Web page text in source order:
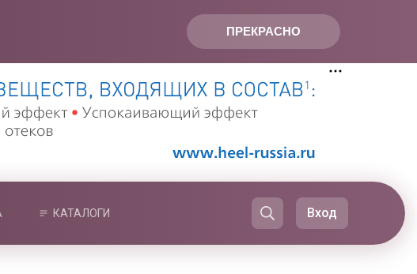
ПРЕКРАСНО
КАТАЛОГИ Вход